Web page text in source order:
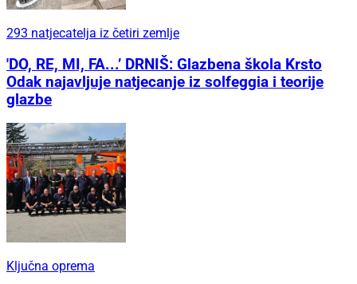
293 natjecatelja iz četiri zemlje
'DO, RE, MI, FA...’ DRNIŠ: Glazbena škola Krsto
Odak najavljuje natjecanje iz solfeggia i teorije
glazbe
Ključna oprema